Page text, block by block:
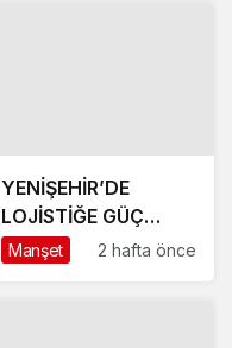
YENİŞEHİR’DE
LOJİSTİĞE GÜÇ
KATACAK ADIM
Manşet 2 hafta önce